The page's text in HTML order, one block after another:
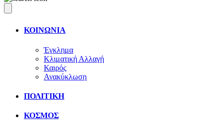
ΚΟΙΝΩΝΙΑ
Έγκλημα
Κλιματική Αλλαγή
Καιρός
Ανακύκλωση
ΠΟΛΙΤΙΚΗ
ΚΟΣΜΟΣ